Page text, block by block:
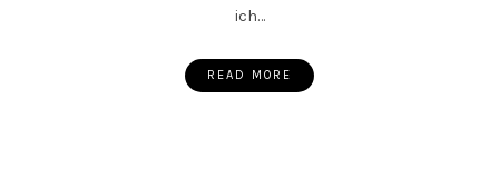
ich…
READ MORE